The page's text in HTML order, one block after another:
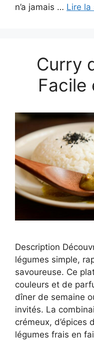
n’a jamais … Lire la
Curry
Facile
Description
légumes simple,
savoureuse. Ce
couleurs et de
dîner de semaine
invités. La
crémeux, d’épices
légumes frais en